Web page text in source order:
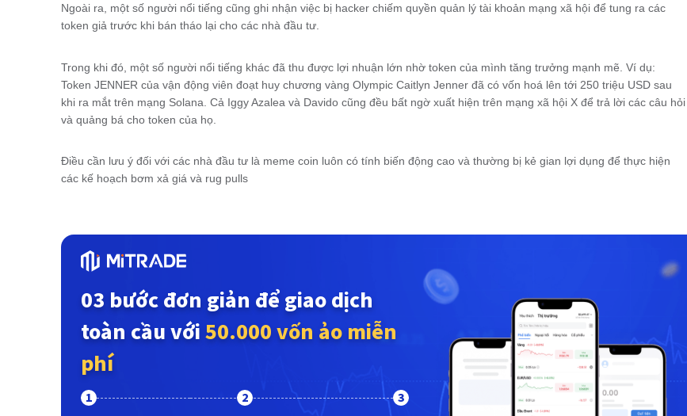
Ngoài ra, một số người nổi tiếng cũng ghi nhận việc bị hacker chiếm quyền quản lý tài khoản mạng xã hội để tung ra các
token giả trước khi bán tháo lại cho các nhà đầu tư.
Trong khi đó, một số người nổi tiếng khác đã thu được lợi nhuận lớn nhờ token của mình tăng trưởng mạnh mẽ. Ví dụ:
Token JENNER của vận động viên đoạt huy chương vàng Olympic Caitlyn Jenner đã có vốn hoá lên tới 250 triệu USD sau
khi ra mắt trên mạng Solana. Cả Iggy Azalea và Davido cũng đều bất ngờ xuất hiện trên mạng xã hội X để trả lời các câu hỏi
và quảng bá cho token của họ.
Điều cần lưu ý đối với các nhà đầu tư là meme coin luôn có tính biến động cao và thường bị kẻ gian lợi dụng để thực hiện
các kế hoạch bơm xả giá và rug pulls
03 bước đơn giản để giao dịch
toàn cầu với50.000 vốn ảo miễn
phí
1 2 3